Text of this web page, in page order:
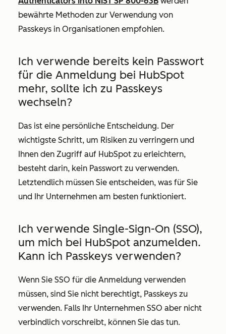
bewährte Methoden zur Verwendung von
Passkeys in Organisationen empfohlen.
Ich verwende bereits kein Passwort
für die Anmeldung bei HubSpot
mehr, sollte ich zu Passkeys
wechseln?
Das ist eine persönliche Entscheidung. Der
wichtigste Schritt, um Risiken zu verringern und
Ihnen den Zugriff auf HubSpot zu erleichtern,
besteht darin, kein Passwort zu verwenden.
Letztendlich müssen Sie entscheiden, was für Sie
und Ihr Unternehmen am besten funktioniert.
Ich verwende Single-Sign-On (SSO),
um mich bei HubSpot anzumelden.
Kann ich Passkeys verwenden?
Wenn Sie SSO für die Anmeldung verwenden
müssen, sind Sie nicht berechtigt, Passkeys zu
verwenden. Falls Ihr Unternehmen SSO aber nicht
verbindlich vorschreibt, können Sie das tun.